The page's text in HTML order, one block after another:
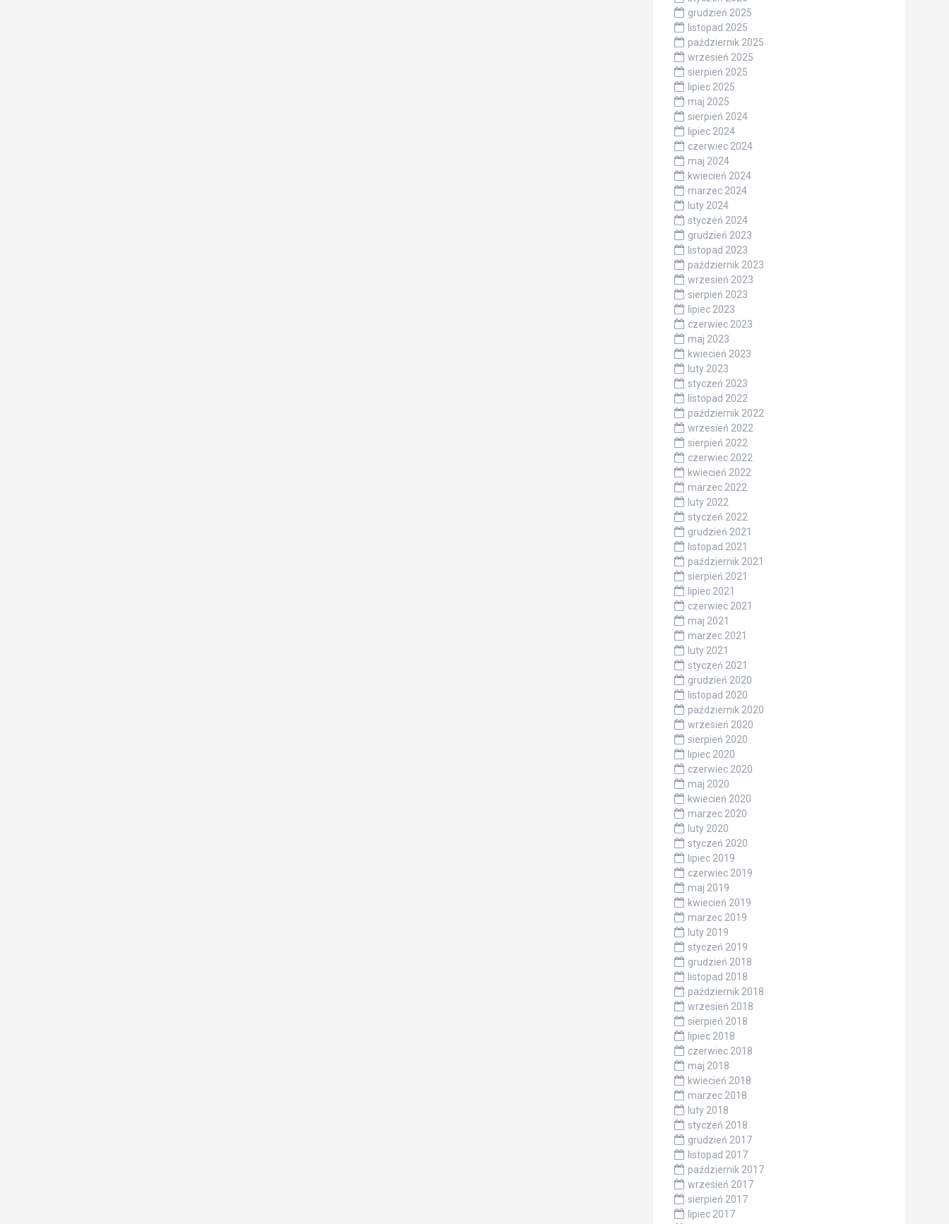
grudzień 2025
listopad 2025
październik 2025
wrzesień 2025
sierpień 2025
lipiec 2025
maj 2025
sierpień 2024
lipiec 2024
czerwiec 2024
maj 2024
kwiecień 2024
marzec 2024
luty 2024
styczeń 2024
grudzień 2023
listopad 2023
październik 2023
wrzesień 2023
sierpień 2023
lipiec 2023
czerwiec 2023
maj 2023
kwiecień 2023
luty 2023
styczeń 2023
listopad 2022
październik 2022
wrzesień 2022
sierpień 2022
czerwiec 2022
kwiecień 2022
marzec 2022
luty 2022
styczeń 2022
grudzień 2021
listopad 2021
październik 2021
sierpień 2021
lipiec 2021
czerwiec 2021
maj 2021
marzec 2021
luty 2021
styczeń 2021
grudzień 2020
listopad 2020
październik 2020
wrzesień 2020
sierpień 2020
lipiec 2020
czerwiec 2020
maj 2020
kwiecień 2020
marzec 2020
luty 2020
styczeń 2020
lipiec 2019
czerwiec 2019
maj 2019
kwiecień 2019
marzec 2019
luty 2019
styczeń 2019
grudzień 2018
listopad 2018
październik 2018
wrzesień 2018
sierpień 2018
lipiec 2018
czerwiec 2018
maj 2018
kwiecień 2018
marzec 2018
luty 2018
styczeń 2018
grudzień 2017
listopad 2017
październik 2017
wrzesień 2017
sierpień 2017
lipiec 2017